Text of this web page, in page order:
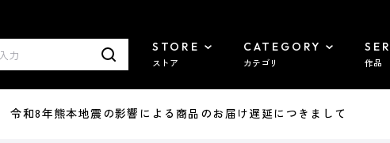
STORE
ストア
CATEGORY
カテゴリ 作品
和8年熊本地震の影響による商品のお届け遅延につきまして